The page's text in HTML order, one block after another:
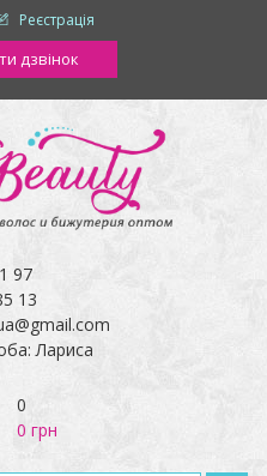
Реєстрація
дзвінок
97
13
Лариса
0
0 грн